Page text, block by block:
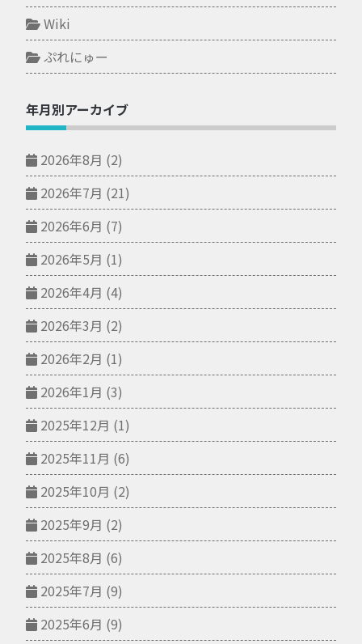
Wiki
ぷれにゅー
年月別アーカイブ
2026年8月 (2)
2026年7月 (21)
2026年6月 (7)
2026年5月 (1)
2026年4月 (4)
2026年3月 (2)
2026年2月 (1)
2026年1月 (3)
2025年12月 (1)
2025年11月 (6)
2025年10月 (2)
2025年9月 (2)
2025年8月 (6)
2025年7月 (9)
2025年6月 (9)